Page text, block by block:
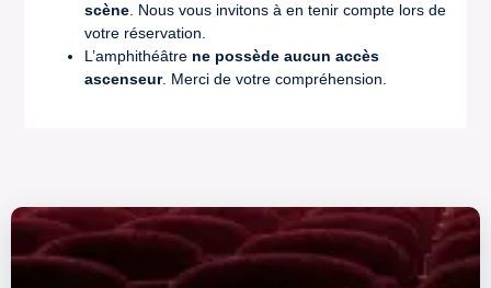
scène . Nous vous invitons à en tenir compte lors de
votre réservation.
L’amphithéâtre ne possède aucun accès
ascenseur. Merci de votre compréhension.